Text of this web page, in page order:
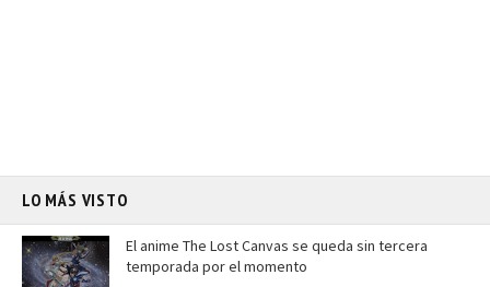
LO MÁS VISTO
El anime The Lost Canvas se queda sin tercera
temporada por el momento